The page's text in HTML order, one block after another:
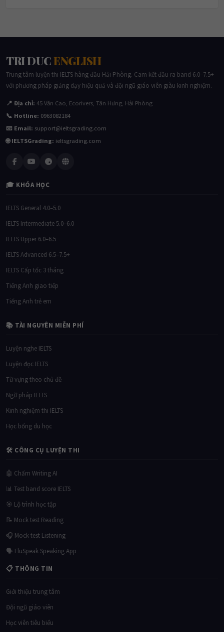
TRI DUCENGLISH
Trung tâm luyện thi IELTS hàng đầu Hải Phòng. Cam kết đầu ra band 6.0–7.5+
với phương pháp giảng dạy hiệu quả và đội ngũ giáo viên giàu kinh nghiệm.
📍 Địa chỉ: 45 Văn Cao, Ecorivers, Tân Hưng, Hải Phòng
📞 Hotline: 0963082184
📧 Email: support@ieltsgrading.com
🌐 IELTSGrading: ieltsgrading.com
🎓 KHÓA HỌC
IELTS General 4.0–5.0
IELTS Intermediate 5.0–6.0
IELTS Upper 6.0–6.5
IELTS Advanced 6.5–7.5+
IELTS Cấp tốc 3 tháng
Tiếng Anh giao tiếp
Tiếng Anh trẻ em
📚 TÀI NGUYÊN MIỄN PHÍ
Luyện nghe IELTS
Luyện đọc IELTS
Từ vựng theo chủ đề
Ngữ pháp IELTS
Kinh nghiệm thi IELTS
Học bổng du học
🛠 CÔNG CỤ LUYỆN THI
🤖 Chấm Writing AI
📊 Test band score IELTS
🎯 Lộ trình học tập
📝 Mock test Reading
🎧 Mock test Listening
🗣 FluSpeak Speaking App
📋 THÔNG TIN
Giới thiệu trung tâm
Đội ngũ giáo viên
Học viên tiêu biểu